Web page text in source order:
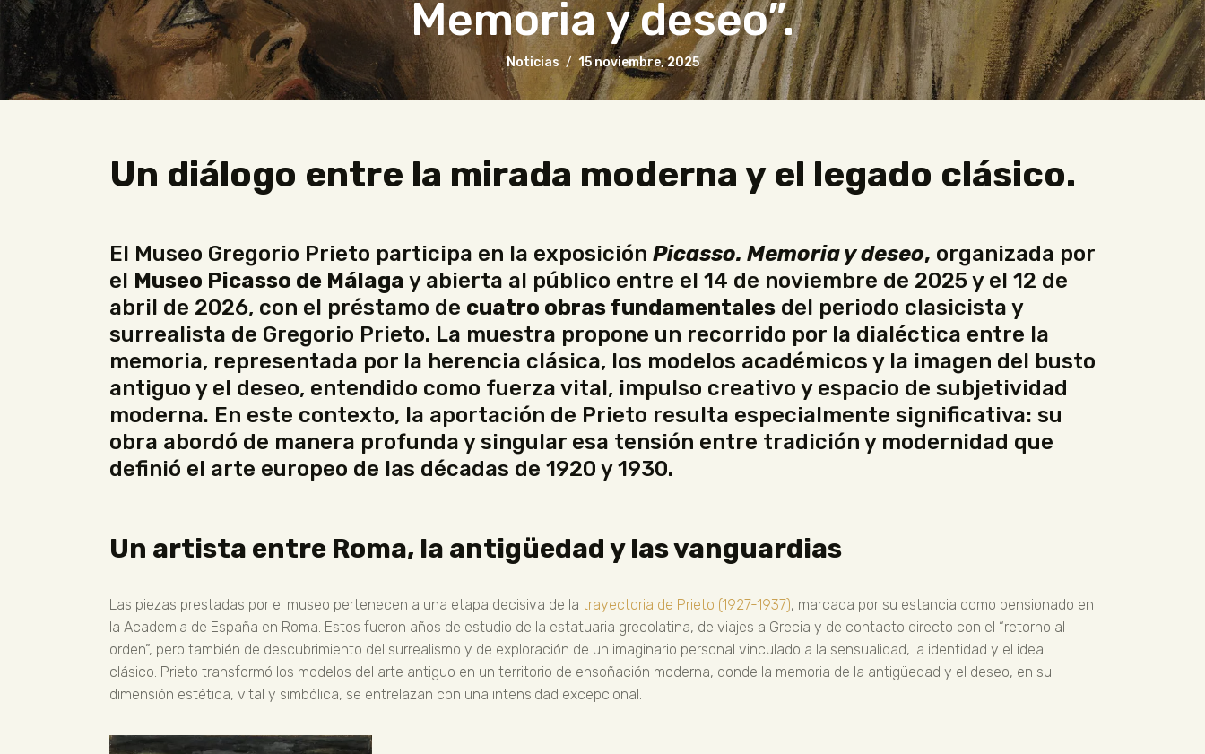
Memoria y deseo”.
Noticias 15 noviembre, 2025
Un diálogo entre la mirada moderna y el legado clásico.
El Museo Gregorio Prieto participa en la exposición Picasso. Memoria y deseo, organizada por
el Museo Picasso de Málaga y abierta al público entre el 14 de noviembre de 2025 y el 12 de
abril de 2026, con el préstamo de cuatro obras fundamentales del periodo clasicista y
surrealista de Gregorio Prieto. La muestra propone un recorrido por la dialéctica entre la
memoria, representada por la herencia clásica, los modelos académicos y la imagen del busto
antiguo y el deseo, entendido como fuerza vital, impulso creativo y espacio de subjetividad
moderna. En este contexto, la aportación de Prieto resulta especialmente significativa: su
obra abordó de manera profunda y singular esa tensión entre tradición y modernidad que
definió el arte europeo de las décadas de 1920 y 1930.
Un artista entre Roma, la antigüedad y las vanguardias
Las piezas prestadas por el museo pertenecen a una etapa decisiva de la trayectoria de Prieto (1927-1937), marcada por su estancia como pensionado en
la Academia de España en Roma. Estos fueron años de estudio de la estatuaria grecolatina, de viajes a Grecia y de contacto directo con el “retorno al
orden”, pero también de descubrimiento del surrealismo y de exploración de un imaginario personal vinculado a la sensualidad, la identidad y el ideal
clásico. Prieto transformó los modelos del arte antiguo en un territorio de ensoñación moderna, donde la memoria de la antigüedad y el deseo, en su
dimensión estética, vital y simbólica, se entrelazan con una intensidad excepcional.